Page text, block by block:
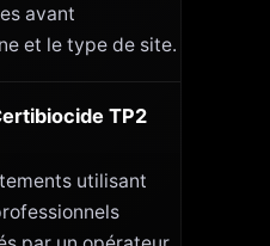
avant
et le type de site.
TP2
utilisant